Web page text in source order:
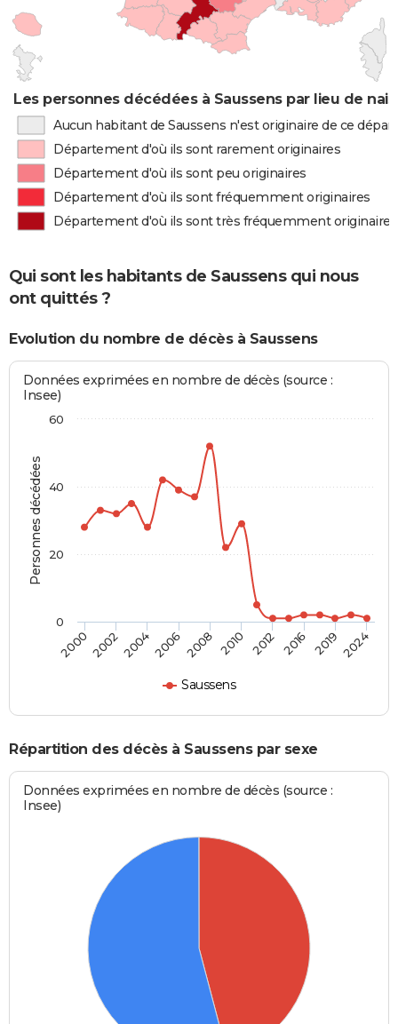
Les personnes décédées à Saussens par lieu de
Aucun habitant de Saussens n'est originaire de ce
Département d'où ils sont rarement originaires
Département d'où ils sont peu originaires
Département d'où ils sont fréquemment originaires
Département d'où ils sont très fréquemment originaires
Qui sont les habitants de Saussens qui nous
ont quittés ?
Evolution du nombre de décès à Saussens
Personnes décédées
Données exprimées en nombre de décès (source :
Insee)
Saussens
20002002200420062008 2010 2012 2016 2019 2024
0
20
40
60
Répartition des décès à Saussens par sexe
Données exprimées en nombre de décès (source :
Insee)